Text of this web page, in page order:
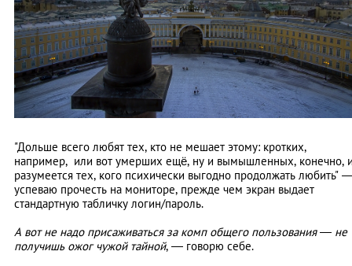
"Дольше всего любят тех, кто не мешает этому: кротких,
например, или вот умерших ещё, ну и вымышленных, конечно,
разумеется тех, кого психически выгодно продолжать любить"
успеваю прочесть на мониторе, прежде чем экран выдает
стандартную табличку логин/пароль.
А вот не надо присаживаться за комп общего пользования — не
получишь ожог чужой тайной, — говорю себе.